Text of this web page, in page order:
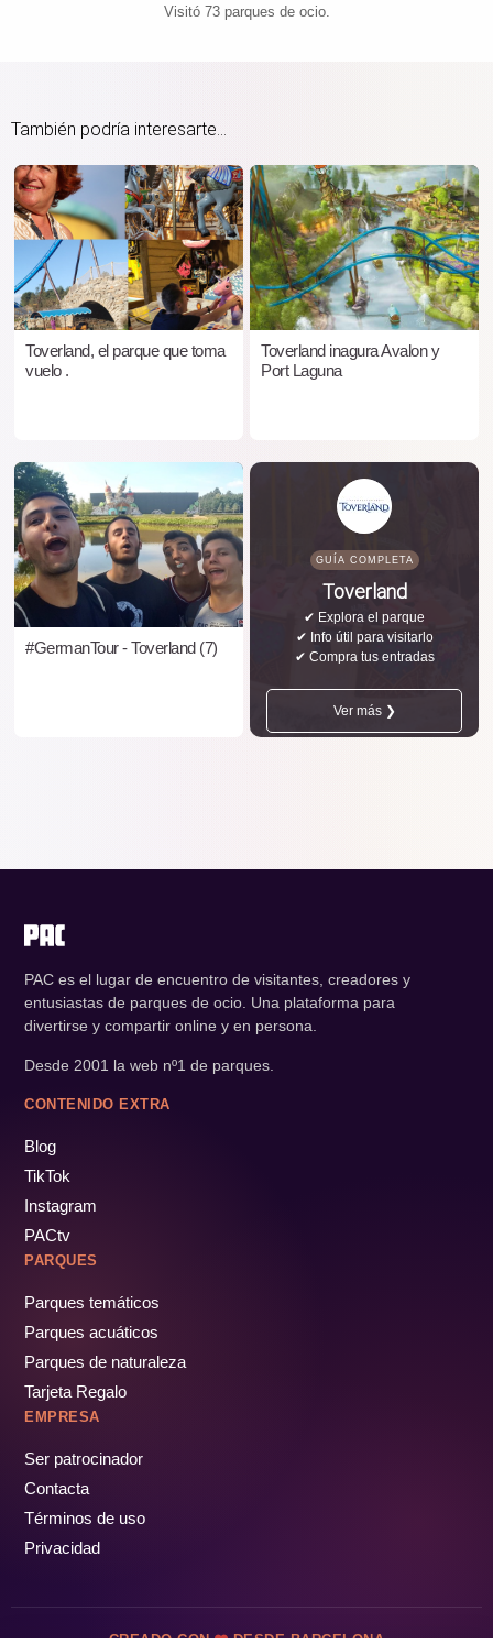
Visitó 73 parques de ocio.
También podría interesarte...
Toverland, el parque que toma
vuelo .
Toverland inagura Avalon y
Port Laguna
#GermanTour - Toverland (7)
GUÍA COMPLETA
Toverland
✔ Explora el parque
✔ Info útil para visitarlo
✔ Compra tus entradas
Ver más ❯
PAC es el lugar de encuentro de visitantes, creadores y
entusiastas de parques de ocio. Una plataforma para
divertirse y compartir online y en persona.
Desde 2001 la web nº1 de parques.
CONTENIDO EXTRA
Blog
TikTok
Instagram
PACtv
PARQUES
Parques temáticos
Parques acuáticos
Parques de naturaleza
Tarjeta Regalo
EMPRESA
Ser patrocinador
Contacta
Términos de uso
Privacidad
CREADO CON DESDE BARCELONA